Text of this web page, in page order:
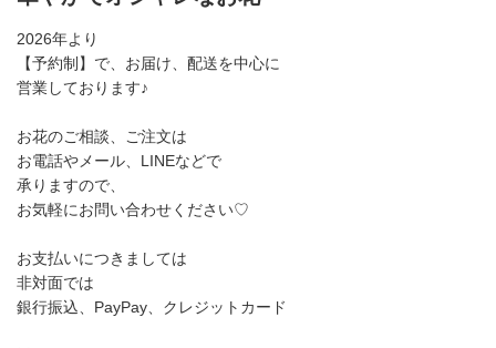
2026年より
【予約制】で、お届け、配送を中心に
営業しております♪
お花のご相談、ご注文は
お電話やメール、LINEなどで
承りますので、
お気軽にお問い合わせください♡
お支払いにつきましては
非対面では
銀行振込、PayPay、クレジットカード